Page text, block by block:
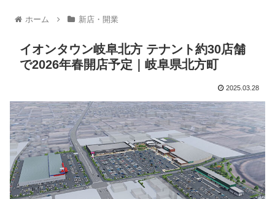
ホーム 新店・開業
イオンタウン岐阜北方 テナント約30店舗
で2026年春開店予定｜岐阜県北方町
2025.03.28